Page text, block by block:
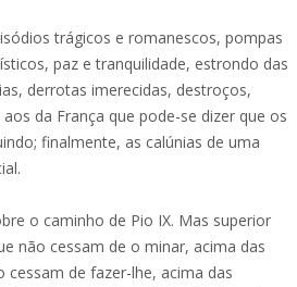
trágicos e romanescos, pompas
paz e tranquilidade, estrondo das
derrotas imerecidas, destroços,
da França que pode-se dizer que os
finalmente, as calúnias de uma
o caminho de Pio IX. Mas superior
não cessam de o minar, acima das
cessam de fazer-lhe, acima das